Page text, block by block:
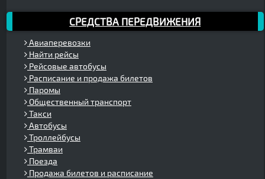
СРЕДСТВА ПЕРЕДВИЖЕНИЯ
Авиаперевозки
Найти рейсы
Рейсовые автобусы
Расписание и продажа билетов
Паромы
Общественный транспорт
Такси
Автобусы
Троллейбусы
Трамваи
Поезда
Продажа билетов и расписание